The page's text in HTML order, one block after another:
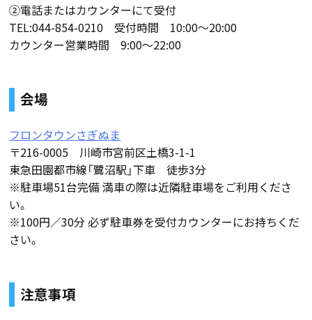
②電話またはカウンターにて受付
TEL:044-854-0210 受付時間 10:00〜20:00
カウンター営業時間 9:00〜22:00
会場
フロンタウンさぎぬま
〒216-0005 川崎市宮前区土橋3-1-1
東急田園都市線「鷺沼駅」下車 徒歩3分
※駐車場51台完備 満車の際は近隣駐車場をご利用くださ
い。
※100円／30分 必ず駐車券を受付カウンターにお持ちくだ
さい。
注意事項